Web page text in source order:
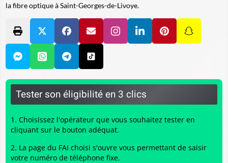
la fibre optique à Saint-Georges-de-Livoye.
Tester son éligibilité en 3 clics
Choisissez l'opérateur que vous souhaitez tester en
cliquant sur le bouton adéquat.
La page du FAI choisi s'ouvre vous permettant de saisir
votre numéro de téléphone fixe.